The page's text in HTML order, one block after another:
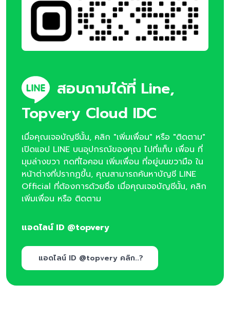
สอบถามได้ที่ Line,
Topvery Cloud IDC
เมื่อคุณเจอบัญชีนั้น, คลิก "เพิ่มเพื่อน" หรือ "ติดตาม"
เปิดแอป LINE บนอุปกรณ์ของคุณ ไปที่แท็บ เพื่อน ที่
มุมล่างขวา กดที่ไอคอน เพิ่มเพื่อน ที่อยู่บนขวามือ ใน
หน้าต่างที่ปรากฏขึ้น, คุณสามารถค้นหาบัญชี LINE
Official ที่ต้องการด้วยชื่อ เมื่อคุณเจอบัญชีนั้น, คลิก
เพิ่มเพื่อน หรือ ติดตาม
แอดไลน์ ID @topvery
แอดไลน์ ID @topvery คลิก..?